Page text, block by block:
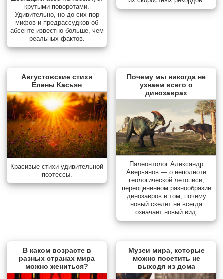
крутыми поворотами.
Удивительно, но до сих пор
мифов и предрассудков об
абсенте известно больше, чем
реальных фактов.
Августовские стихи
Елены Касьян
Красивые стихи удивительной
поэтессы.
Почему мы никогда не
узнаем всего о
динозаврах
Палеонтолог Александр
Аверьянов — о неполноте
геологической летописи,
переоцененном разнообразии
динозавров и том, почему
новый скелет не всегда
означает новый вид.
В каком возрасте в
разных странах мира
можно жениться?
Музеи мира, которые
можно посетить не
выходя из дома